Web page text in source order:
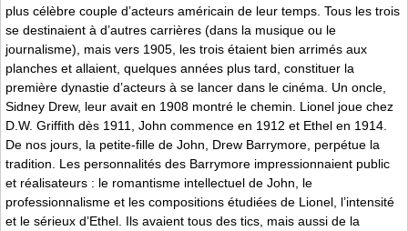
plus célèbre couple d’acteurs américain de leur temps. Tous les trois
se destinaient à d’autres carrières (dans la musique ou le
journalisme), mais vers 1905, les trois étaient bien arrimés aux
planches et allaient, quelques années plus tard, constituer la
première dynastie d’acteurs à se lancer dans le cinéma. Un oncle,
Sidney Drew, leur avait en 1908 montré le chemin. Lionel joue chez
D.W. Griffith dès 1911, John commence en 1912 et Ethel en 1914.
De nos jours, la petite-fille de John, Drew Barrymore, perpétue la
tradition. Les personnalités des Barrymore impressionnaient public
et réalisateurs : le romantisme intellectuel de John, le
professionnalisme et les compositions étudiées de Lionel, l’intensité
et le sérieux d’Ethel. Ils avaient tous des tics, mais aussi de la